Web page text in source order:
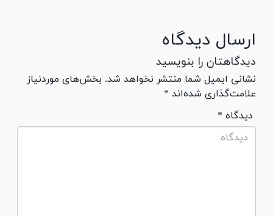
ارسال دیدگاه
دیدگاهتان را بنویسید
نشانی ایمیل شما منتشر نخواهد شد. بخش‌های موردنیاز
علامت‌گذاری شده‌اند *
* دیدگاه